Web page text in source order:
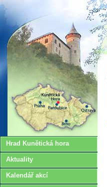
Hrad Kunětická hora
Aktuality
Kalendář akcí